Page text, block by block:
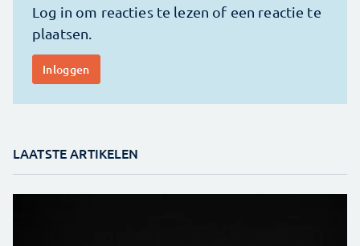
LAATSTE ARTIKELEN